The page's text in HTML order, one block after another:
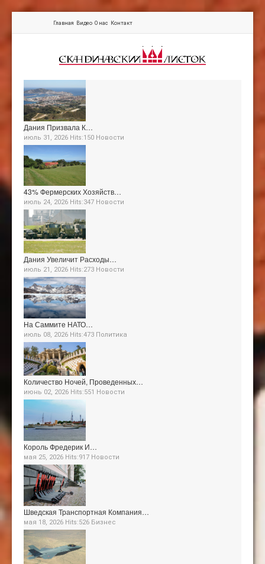
Главная Видео О нас Контакт
Дания Призвала К…
июль 31, 2026 Hits:150 Новости
43% Фермерских Хозяйств…
июль 24, 2026 Hits:347 Новости
Дания Увеличит Расходы…
июль 21, 2026 Hits:273 Новости
На Саммите НАТО…
июль 08, 2026 Hits:473 Политика
Количество Ночей, Проведенных…
июнь 02, 2026 Hits:551 Новости
Король Фредерик И…
мая 25, 2026 Hits:917 Новости
Шведская Транспортная Компания…
мая 18, 2026 Hits:526 Бизнес